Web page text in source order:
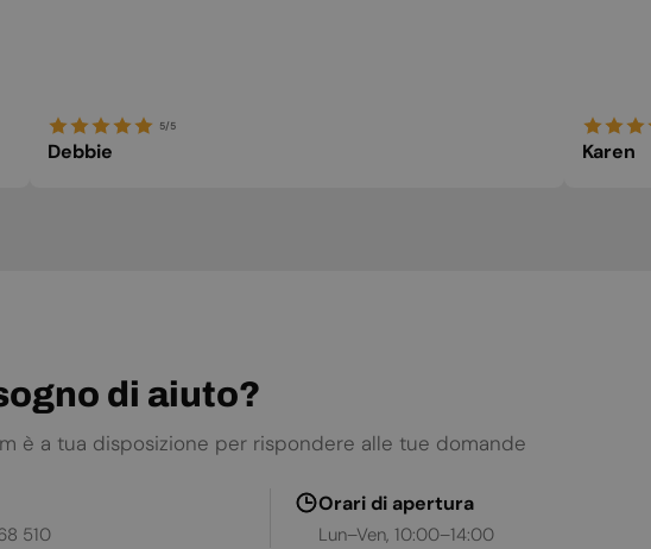
5/5
Debbie Karen
di aiuto?
è a tua disposizione per rispondere alle tue domande
510
Orari di apertura
Lun–Ven, 10:00–14:00